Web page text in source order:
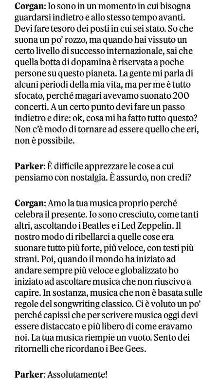
Corgan: Io sono in un momento in cui bisogna
guardarsi indietro e allo stesso tempo avanti.
Devi fare tesoro dei posti in cui sei stato. So che
suona un po’ rozzo, ma quando hai vissuto un
certo livello di successo internazionale, sai che
quella botta di dopamina è riservata a poche
persone su questo pianeta. La gente mi parla di
alcuni periodi della mia vita, ma per me è tutto
sfocato, perché magari avevamo suonato 200
concerti. A un certo punto devi fare un passo
indietro e dire: ok, cosa mi ha fatto tutto questo?
Non c’è modo di tornare ad essere quello che eri,
non è possibile.
Parker: È difficile apprezzare le cose a cui
pensiamo con nostalgia. È assurdo, non credi?
Corgan: Amo la tua musica proprio perché
celebra il presente. Io sono cresciuto, come tanti
altri, ascoltando i Beatles e i Led Zeppelin. Il
nostro modo di ribellarci a quelle cose era
suonare tutto più forte, più veloce, con testi più
strani. Poi, quando il mondo ha iniziato ad
andare sempre più veloce e globalizzato ho
iniziato ad ascoltare musica che non riuscivo a
capire. In sostanza, musica che non è basata sulle
regole del songwriting classico. Ci è voluto un po’
perché capissi che per scrivere musica oggi devi
essere distaccato e più libero di come eravamo
noi. La tua musica riempie un vuoto. Sento dei
ritornelli che ricordano i Bee Gees.
Parker: Assolutamente!